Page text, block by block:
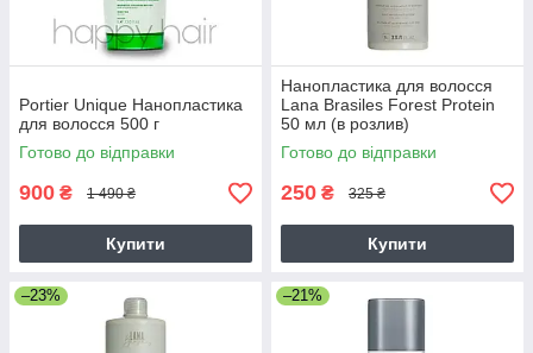
Portier Unique Нанопластика
для волосся 500 г
Готово до відправки
900 ₴ 1 490 ₴
Купити
Нанопластика для волосся
Lana Brasiles Forest Protein
50 мл (в розлив)
Готово до відправки
250 ₴ 325 ₴
Купити
–23% –21%